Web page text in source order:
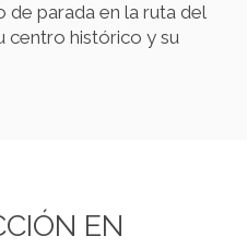
de parada en la ruta del
centro histórico y su
EN